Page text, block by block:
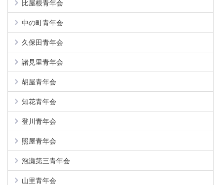
比屋根青年会
中の町青年会
久保田青年会
諸見里青年会
胡屋青年会
知花青年会
登川青年会
照屋青年会
泡瀬第三青年会
山里青年会